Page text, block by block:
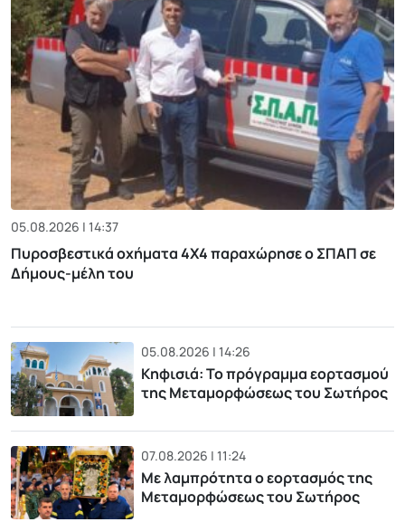
05.08.2026 | 14:37
Πυροσβεστικά οχήματα 4Χ4 παραχώρησε ο ΣΠΑΠ σε
Δήμους-μέλη του
05.08.2026 | 14:26
Κηφισιά: Το πρόγραμμα εορτασμού
της Μεταμορφώσεως του Σωτήρος
07.08.2026 | 11:24
Με λαμπρότητα ο εορτασμός της
Μεταμορφώσεως του Σωτήρος